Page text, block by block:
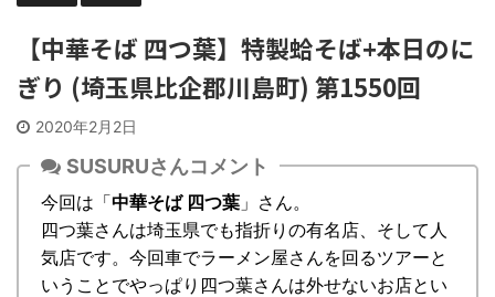
【中華そば 四つ葉】特製蛤そば+本日のに
ぎり (埼玉県比企郡川島町) 第1550回
2020年2月2日
SUSURUさんコメント
今回は「中華そば 四つ葉 」さん。
四つ葉さんは埼玉県でも指折りの有名店、そして人
気店です。今回車でラーメン屋さんを回るツアーと
いうことでやっぱり四つ葉さんは外せないお店とい